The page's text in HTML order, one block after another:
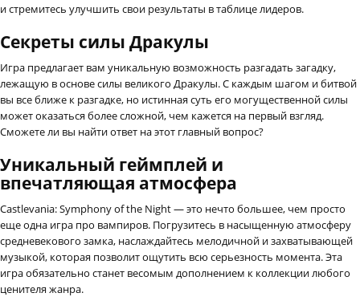
и стремитесь улучшить свои результаты в таблице лидеров.
Секреты силы Дракулы
Игра предлагает вам уникальную возможность разгадать загадку,
лежащую в основе силы великого Дракулы. С каждым шагом и битвой
вы все ближе к разгадке, но истинная суть его могущественной силы
может оказаться более сложной, чем кажется на первый взгляд.
Сможете ли вы найти ответ на этот главный вопрос?
Уникальный геймплей и
впечатляющая атмосфера
Castlevania: Symphony of the Night — это нечто большее, чем просто
еще одна игра про вампиров. Погрузитесь в насыщенную атмосферу
средневекового замка, наслаждайтесь мелодичной и захватывающей
музыкой, которая позволит ощутить всю серьезность момента. Эта
игра обязательно станет весомым дополнением к коллекции любого
ценителя жанра.